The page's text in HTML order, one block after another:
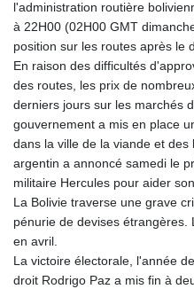
l'administration routière
à 22H00 (02H00 GMT
position sur les routes après le
En raison des difficultés
des routes, les prix de
derniers jours sur les marchés
gouvernement a mis en place
dans la ville de la viande et
argentin a annoncé samedi le
militaire Hercules pour aider
La Bolivie traverse une grave
pénurie de devises
en avril.
La victoire électorale, l'année
droit Rodrigo Paz a mis fin à